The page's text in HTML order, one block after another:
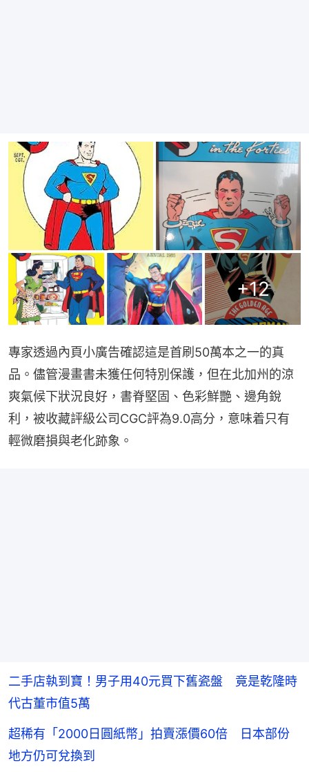
+12
專家透過內頁小廣告確認這是首刷50萬本之一的真
品。儘管漫畫書未獲任何特別保護，但在北加州的涼
爽氣候下狀況良好，書脊堅固、色彩鮮艷、邊角銳
利，被收藏評級公司CGC評為9.0高分，意味着只有
輕微磨損與老化跡象。
二手店執到寶！男子用40元買下舊瓷盤 竟是乾隆時
代古董市值5萬
超稀有「2000日圓紙幣」拍賣漲價60倍 日本部份
地方仍可兌換到